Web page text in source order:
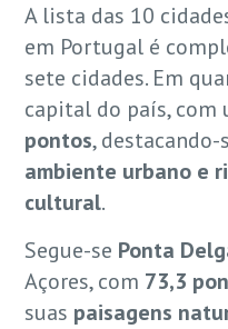
A lista das 10
em Portugal é
sete cidades. Em
capital do país, com
pontos,
ambiente urbano e
cultural.
Segue-se Ponta
Açores, com 73,3
suas paisagens